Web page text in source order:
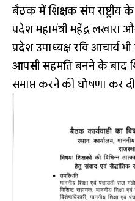
बैठक में शिक्षक संघ राष्ट्रीय
प्रदेश महामंत्री महेंद्र
प्रदेश उपाध्यक्ष रवि आचार्य
आपसी सहमति बनने के बाद
समाप्त करने की घोषणा कर